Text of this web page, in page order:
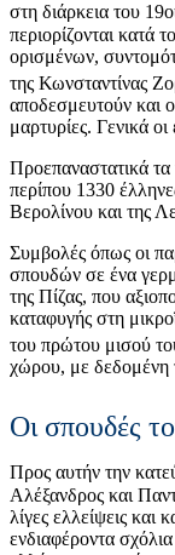
στη διάρκεια του
περιορίζονται κατά
ορισμένων,
της Κωνσταντίνας
αποδεσμευτούν και
μαρτυρίες. Γενικά
Προεπαναστατικά
περίπου 1330
Βερολίνου και της
Συμβολές όπως οι
σπουδών σε ένα
της Πίζας, που
καταφυγής στη
του πρώτου μισού
χώρου, με δεδομένη
Οι σπουδές
Προς αυτήν την
Αλέξανδρος και
λίγες ελλείψεις
ενδιαφέροντα